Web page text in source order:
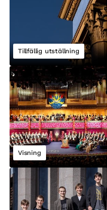
Tillfällig utställning
Visning